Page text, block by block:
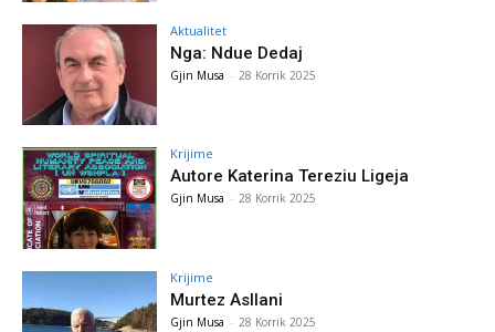
Aktualitet
Nga: Ndue Dedaj
Gjin Musa - 28 Korrik 2025
Krijime
Autore Katerina Tereziu Ligeja
Gjin Musa - 28 Korrik 2025
Krijime
Murtez Asllani
Gjin Musa - 28 Korrik 2025